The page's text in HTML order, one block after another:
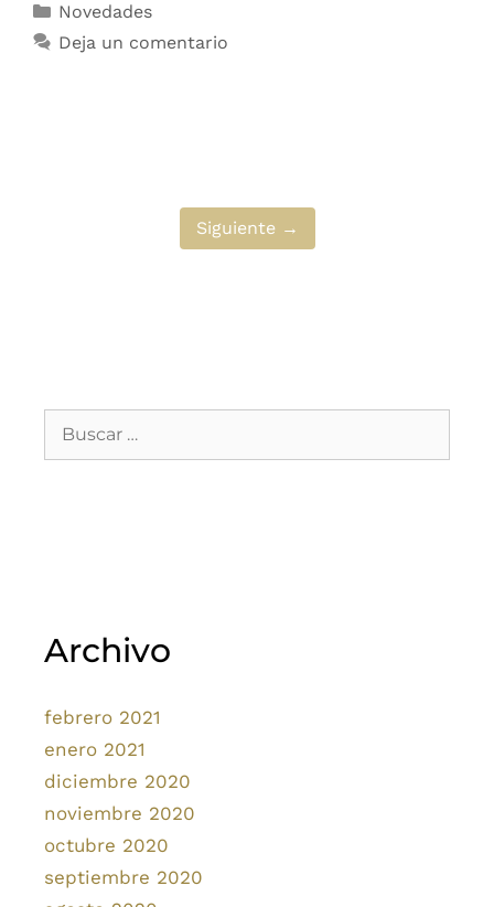
Novedades
Deja un comentario
Siguiente →
Archivo
febrero 2021
enero 2021
diciembre 2020
noviembre 2020
octubre 2020
septiembre 2020